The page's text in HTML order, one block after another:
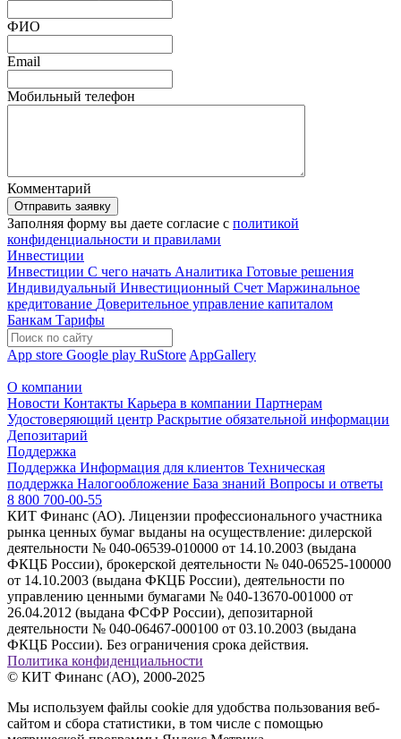
ФИО
Email
Мобильный телефон
Комментарий
Отправить заявку
Заполняя форму вы даете согласие с политикой
конфиденциальности и правилами
Инвестиции
Инвестиции С чего начать Аналитика Готовые решения
Индивидуальный Инвестиционный Счет Маржинальное
кредитование Доверительное управление капиталом
Банкам Тарифы
App store Google play RuStore AppGallery
О компании
Новости Контакты Карьера в компании Партнерам
Удостоверяющий центр Раскрытие обязательной информации
Депозитарий
Поддержка
Поддержка Информация для клиентов Техническая
поддержка Налогообложение База знаний Вопросы и ответы
8 800 700-00-55
КИТ Финанс (АО). Лицензии профессионального участника
рынка ценных бумаг выданы на осуществление: дилерской
деятельности № 040-06539-010000 от 14.10.2003 (выдана
ФКЦБ России), брокерской деятельности № 040-06525-100000
от 14.10.2003 (выдана ФКЦБ России), деятельности по
управлению ценными бумагами № 040-13670-001000 от
26.04.2012 (выдана ФСФР России), депозитарной
деятельности № 040-06467-000100 от 03.10.2003 (выдана
ФКЦБ России). Без ограничения срока действия.
Политика конфиденциальности
© КИТ Финанс (АО), 2000-2025
Мы используем файлы cookie для удобства пользования веб-
сайтом и сбора статистики, в том числе с помощью